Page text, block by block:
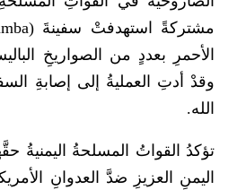
الأحمرِ بعددٍ من الصواريخِ
وقدْ أدتِ العمليةُ إلى إصابةِ
الله.
تؤكدُ القواتُ المسلحةُ اليمنيةُ
اليمنِ العزيزِ ضدَّ العدوانِ